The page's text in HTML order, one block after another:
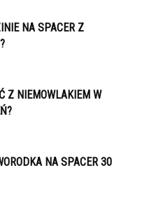
NA SPACER Z
Z NIEMOWLAKIEM W
NA SPACER 30